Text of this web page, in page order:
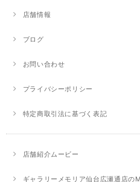
店舗情報
ブログ
お問い合わせ
プライバシーポリシー
特定商取引法に基づく表記
店舗紹介ムービー
ギャラリーメモリア仙台広瀬通店の